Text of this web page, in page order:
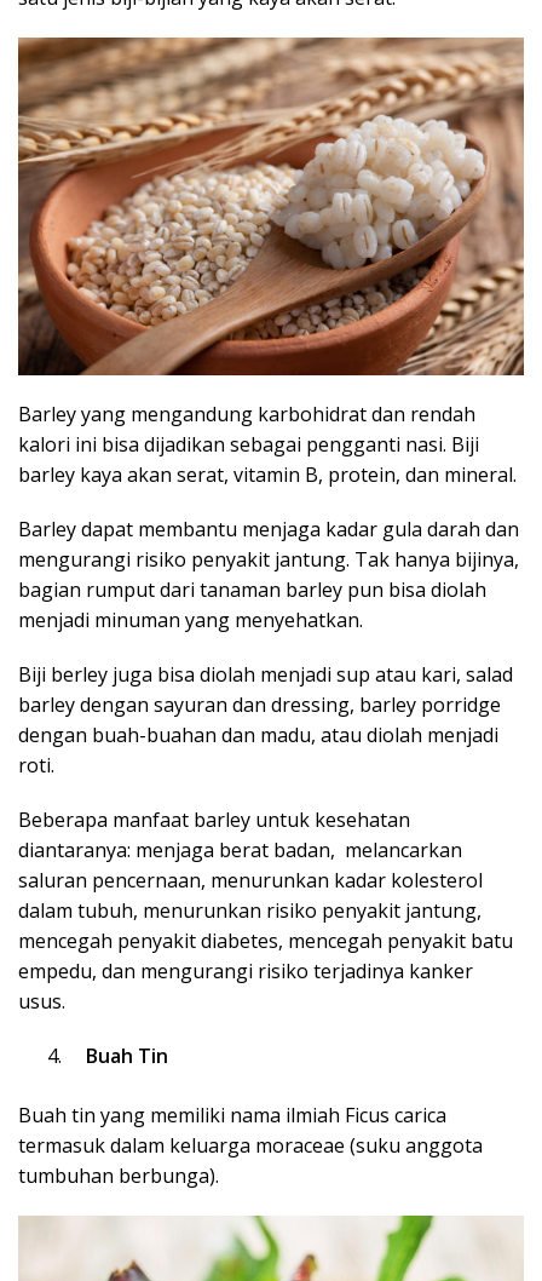
Barley yang mengandung karbohidrat dan rendah
kalori ini bisa dijadikan sebagai pengganti nasi. Biji
barley kaya akan serat, vitamin B, protein, dan mineral.
Barley dapat membantu menjaga kadar gula darah dan
mengurangi risiko penyakit jantung. Tak hanya bijinya,
bagian rumput dari tanaman barley pun bisa diolah
menjadi minuman yang menyehatkan.
Biji berley juga bisa diolah menjadi sup atau kari, salad
barley dengan sayuran dan dressing, barley porridge
dengan buah-buahan dan madu, atau diolah menjadi
roti.
Beberapa manfaat barley untuk kesehatan
diantaranya: menjaga berat badan, melancarkan
saluran pencernaan, menurunkan kadar kolesterol
dalam tubuh, menurunkan risiko penyakit jantung,
mencegah penyakit diabetes, mencegah penyakit batu
empedu, dan mengurangi risiko terjadinya kanker
usus.
Buah Tin
Buah tin yang memiliki nama ilmiah Ficus carica
termasuk dalam keluarga moraceae (suku anggota
tumbuhan berbunga).